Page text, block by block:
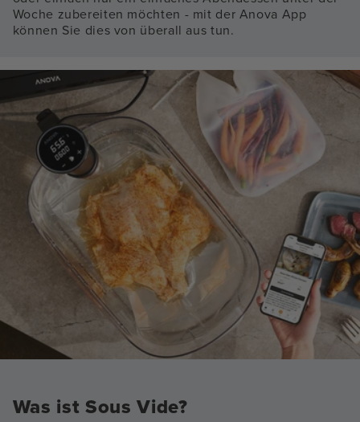
Woche zubereiten möchten - mit der Anova App
können Sie dies von überall aus tun.
Was ist Sous Vide?